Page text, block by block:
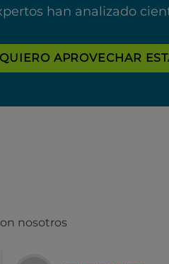
han analizado
QUIERO APROVECHAR
nosotros